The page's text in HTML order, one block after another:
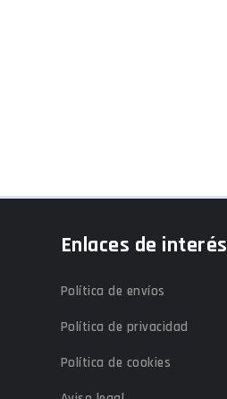
Enlaces de interés
Política de envíos
Política de privacidad
Política de cookies